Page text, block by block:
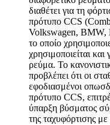
διαθέτει για τη
πρότυπο CCS
Volkswagen, BMW,
το οποίο
χρησιμοποιείται
ρεύμα. Το
προβλέπει ότι οι
εφοδιασμένοι
πρότυπο CCS,
ύπαρξη βύσματος
της ταχυφόρτισης